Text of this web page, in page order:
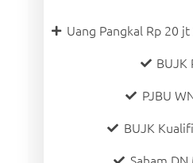
Uang Pangkal Rp 20
BUJK
PJBU
BUJK